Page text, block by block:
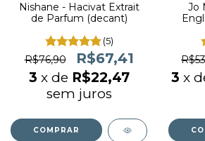
Nishane - Hacivat Extrait
de Parfum (decant)
(5)
R$76,90 R$67,41
3 x de R$22,47
sem juros
COMPRAR
Jo
3 x